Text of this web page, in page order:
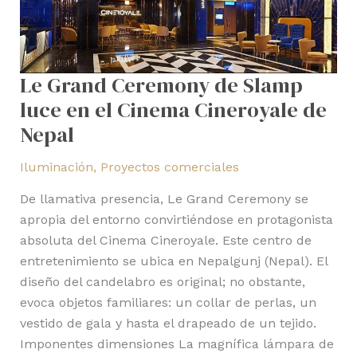
Le Grand Ceremony de Slamp
luce en el Cinema Cineroyale de
Nepal
Iluminación, Proyectos comerciales
De llamativa presencia, Le Grand Ceremony se
apropia del entorno convirtiéndose en protagonista
absoluta del Cinema Cineroyale. Este centro de
entretenimiento se ubica en Nepalgunj (Nepal). El
diseño del candelabro es original; no obstante,
evoca objetos familiares: un collar de perlas, un
vestido de gala y hasta el drapeado de un tejido.
Imponentes dimensiones La magnífica lámpara de
Cinema
Cineroyale
de
Nepal